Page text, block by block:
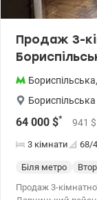
Продаж 3-
Бориспільська,
Бориспільська
64 000 $* 941 $
3 кімнати 68/
Біля метро
Продаж 3-